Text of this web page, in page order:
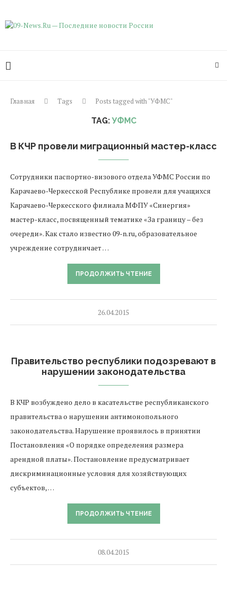
Главная Tags Posts tagged with "УФМС"
TAG: УФМС
В КЧР провели миграционный мастер-класс
Сотрудники паспортно-визового отдела УФМС России по
Карачаево-Черкесской Республике провели для учащихся
Карачаево-Черкесского филиала МФПУ «Синергия»
мастер-класс, посвященный тематике «За границу – без
очереди». Как стало известно 09-n.ru, образовательное
учреждение сотрудничает …
ПРОДОЛЖИТЬ ЧТЕНИЕ
26.04.2015
Правительство республики подозревают в
нарушении законодательства
В КЧР возбуждено дело в касательстве республиканского
правительства о нарушении антимонопольного
законодательства. Нарушение проявилось в принятии
Постановления «О порядке определения размера
арендной платы». Постановление предусматривает
дискриминационные условия для хозяйствующих
субъектов, …
ПРОДОЛЖИТЬ ЧТЕНИЕ
08.04.2015